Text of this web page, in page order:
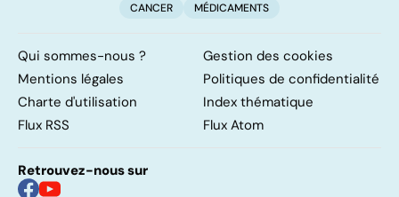
CANCER
MÉDICAMENTS
Qui sommes-nous ?
Gestion des cookies
Mentions légales
Politiques de confidentialité
Charte d'utilisation
Index thématique
Flux RSS
Flux Atom
Retrouvez-nous sur